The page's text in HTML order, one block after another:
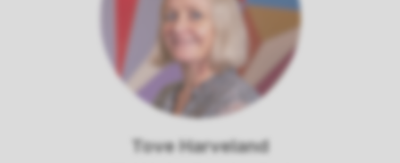
Tove Harveland